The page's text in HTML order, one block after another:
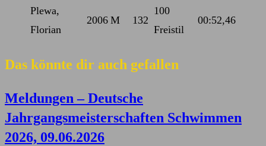
Plewa,
Florian
2006 M 132
100
Freistil
00:52,46
Das könnte dir auch gefallen
Meldungen – Deutsche
Jahrgangsmeisterschaften Schwimmen
2026, 09.06.2026